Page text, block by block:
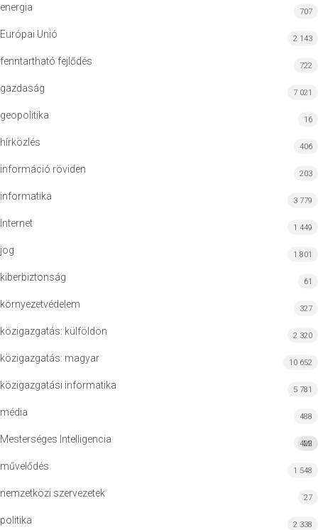
energia 707
Európai Unió 2 143
fenntartható fejlődés 722
gazdaság 7 021
geopolitika 16
hírközlés 406
információ röviden 203
informatika 3 779
Internet 1 449
jog 1 801
kiberbiztonság 61
környezetvédelem 327
közigazgatás: külföldön 2 320
közigazgatás: magyar 10 652
közigazgatási informatika 5 781
média 488
Mesterséges Intelligencia MI
422
művelődés 1 548
nemzetközi szervezetek 27
politika 2 338